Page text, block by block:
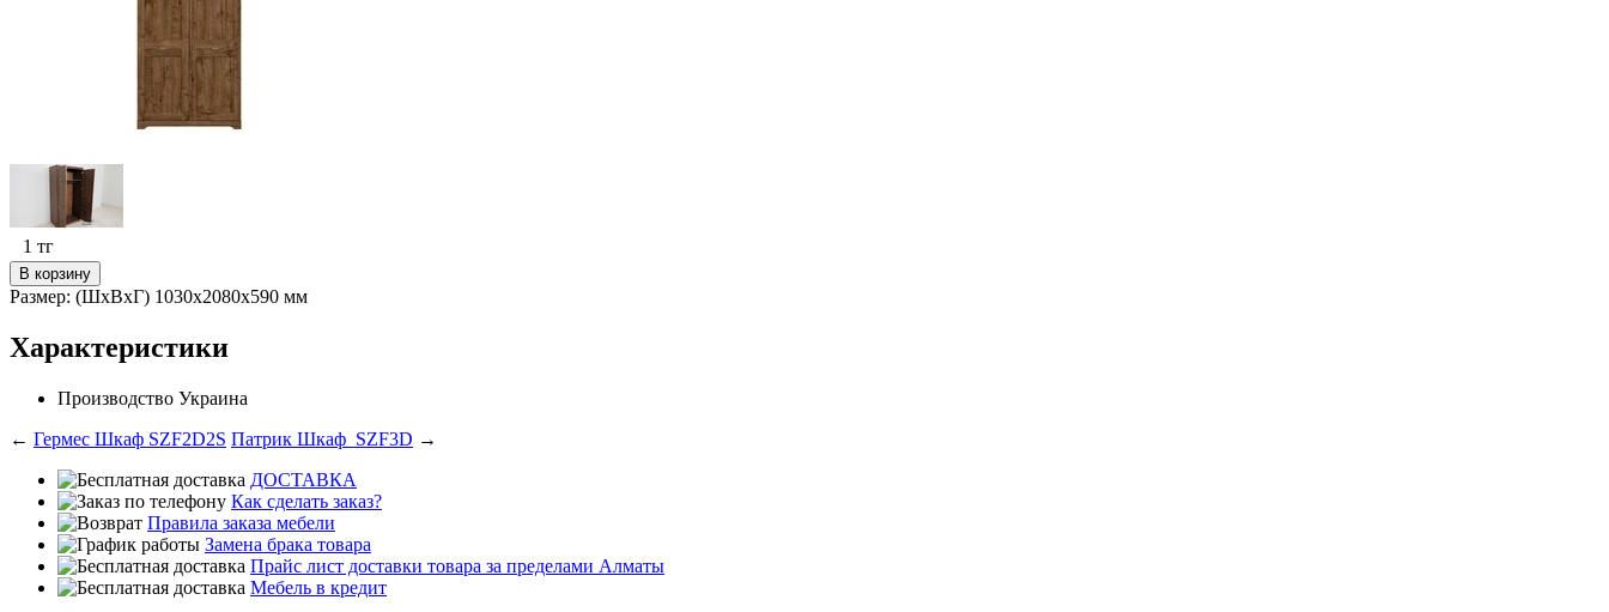
1 тг
В корзину
Размер: (ШхВхГ) 1030х2080х590 мм
Характеристики
Производство Украина
← Гермес Шкаф SZF2D2S Патрик Шкаф_SZF3D →
ДОСТАВКА
Как сделать заказ?
Правила заказа мебели
Замена брака товара
Прайс лист доставки товара за пределами Алматы
Мебель в кредит